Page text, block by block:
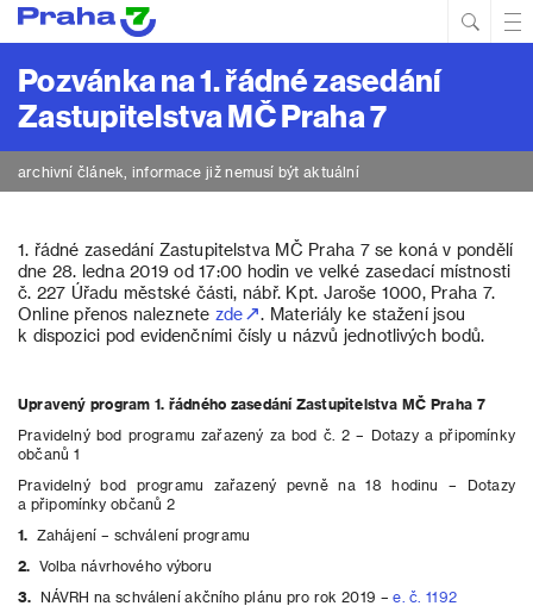
Pozvánka na 1. řádné zasedání
Zastupitelstva MČ Praha 7
archivní článek, informace již nemusí být aktuální
1. řádné zasedání Zastupitelstva MČ Praha 7 se koná v pondělí
dne 28. ledna 2019 od 17:00 hodin ve velké zasedací místnosti
č. 227 Úřadu městské části, nábř. Kpt. Jaroše 1000, Praha 7.
Online přenos naleznete zde
. Materiály ke stažení jsou
k dispozici pod evidenčními čísly u názvů jednotlivých bodů.
Upravený program 1. řádného zasedání Zastupitelstva MČ Praha 7
Pravidelný bod programu zařazený za bod č. 2 – Dotazy a připomínky
občanů 1
Pravidelný bod programu zařazený pevně na 18 hodinu – Dotazy
a připomínky občanů 2
1. Zahájení – schválení programu
2. Volba návrhového výboru
3. NÁVRH na schválení akčního plánu pro rok 2019 –e. č. 1192